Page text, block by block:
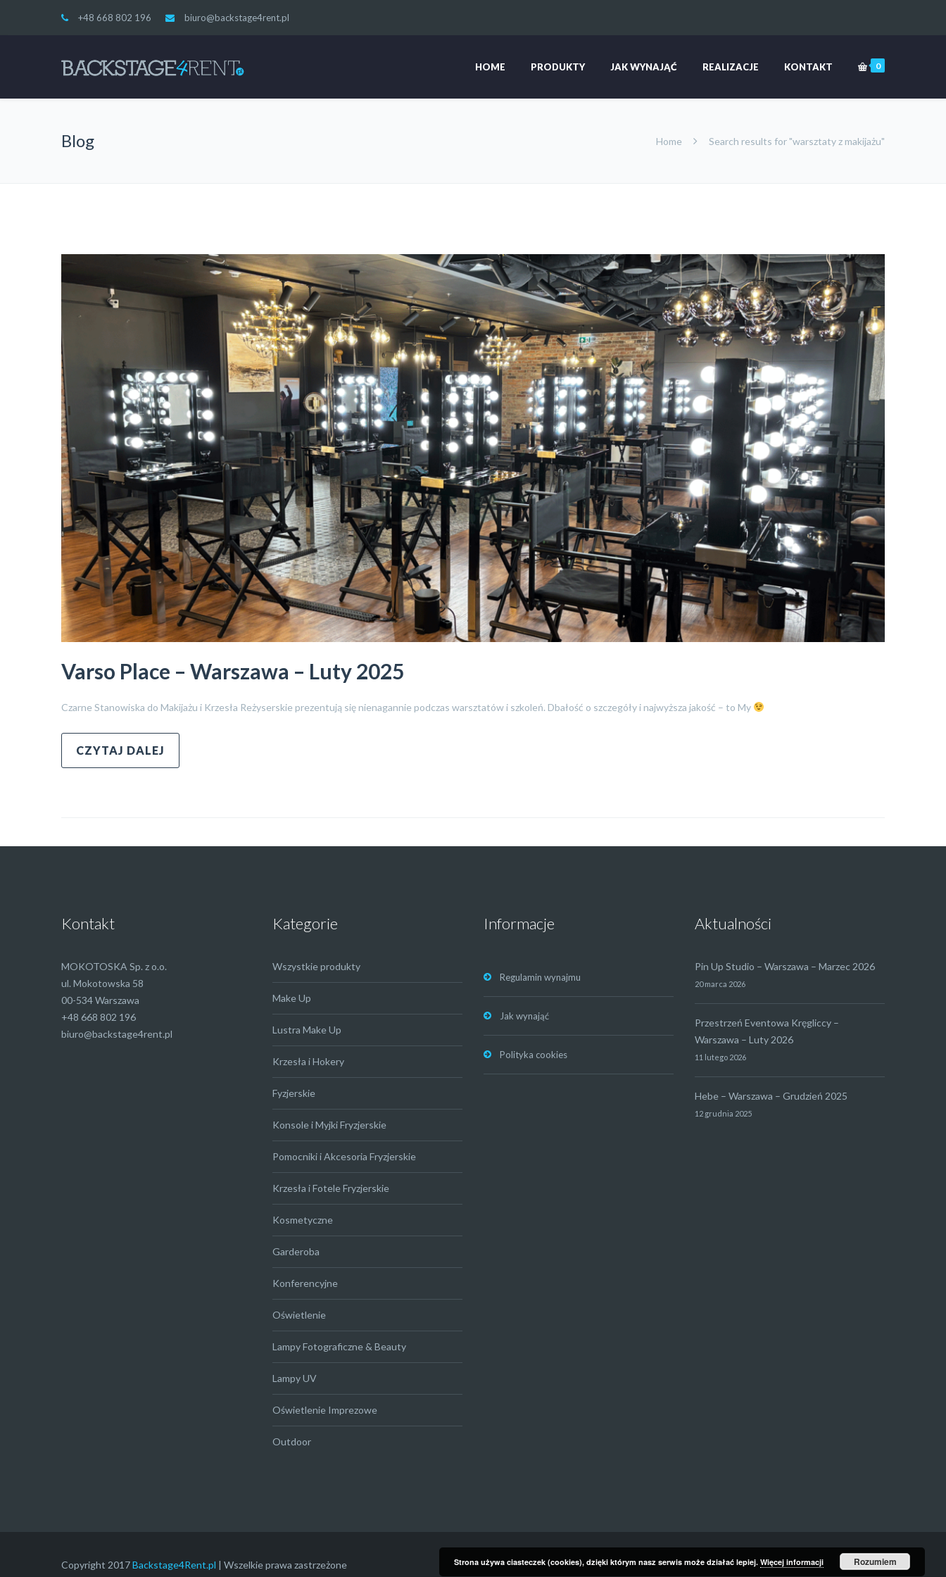
+48 668 802 196 biuro@backstage4rent.pl
0
HOME PRODUKTY JAK WYNAJĄĆ REALIZACJE KONTAKT
Blog Home Search results for "warsztaty z makijażu"
Varso Place – Warszawa – Luty 2025
Czarne Stanowiska do Makijażu i Krzesła Reżyserskie prezentują się nienagannie podczas warsztatów i szkoleń. Dbałość o szczegóły i najwyższa jakość – to My
CZYTAJ DALEJ
Kontakt
MOKOTOSKA Sp. z o.o.
ul. Mokotowska 58
00-534 Warszawa
+48 668 802 196
biuro@backstage4rent.pl
Kategorie
Wszystkie produkty
Make Up
Lustra Make Up
Krzesła i Hokery
Fyzjerskie
Konsole i Myjki Fryzjerskie
Pomocniki i Akcesoria Fryzjerskie
Krzesła i Fotele Fryzjerskie
Kosmetyczne
Garderoba
Konferencyjne
Oświetlenie
Lampy Fotograficzne & Beauty
Lampy UV
Oświetlenie Imprezowe
Outdoor
Informacje
Regulamin wynajmu
Jak wynająć
Polityka cookies
Aktualności
Pin Up Studio – Warszawa – Marzec 2026
20 marca 2026
Przestrzeń Eventowa Kręgliccy –
Warszawa – Luty 2026
11 lutego 2026
Hebe – Warszawa – Grudzień 2025
12 grudnia 2025
Copyright 2017Backstage4Rent.pl | Wszelkie prawa zastrzeżone Strona używa ciasteczek (cookies), dzięki którym nasz serwis może działać lepiej. Więcej informacji Rozumiem